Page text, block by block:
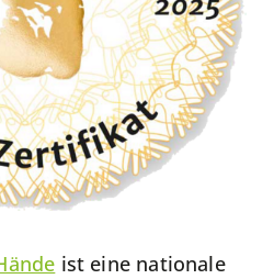
ist eine nationale